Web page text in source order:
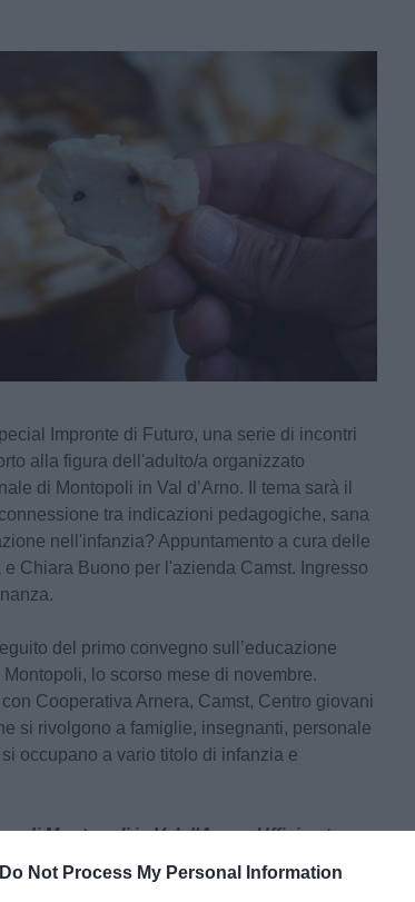
Do Not Process My Personal Information
Impronte di Futuro, una serie di incontri
alla figura dell'adulto/a organizzato
di Montopoli in Val d’Arno. Il tema sarà il
tra indicazioni pedagogiche, sana
nell'infanzia? Appuntamento a cura delle
Chiara Buono per l'azienda Camst. Ingresso
del primo convegno sull’educazione
lo scorso mese di novembre.
Cooperativa Arnera, Camst, Centro giovani
si rivolgono a famiglie, insegnanti, personale
occupano a vario titolo di infanzia e
di Montopoli in Val d'Arno - Ufficio stampa